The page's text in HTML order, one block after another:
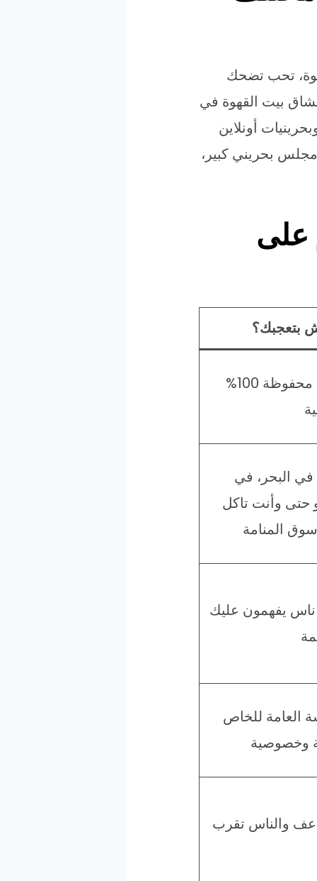
تحب تضحك
بيت القهوة في
أونلاين
بحريني كبير،
على
بتعجبك؟
خصوصيتك محفوظة 100%
البحر، في
حتى وأنت تاكل
المنامة
يفهمون عليك
العامة للخاص
وخصوصية
والناس تقرب